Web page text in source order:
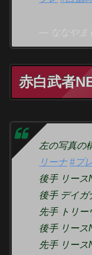
— ななやま
赤白武者
左の写真の
リーナ #プ
後手 リース
後手 デイガ
先手 トリー
後手 リース
先手 リース